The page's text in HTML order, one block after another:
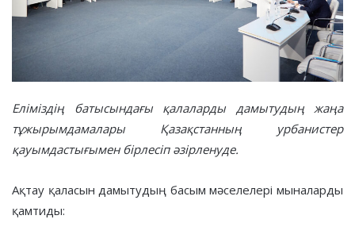
Еліміздің батысындағы қалаларды дамытудың жаңа
тұжырымдамалары Қазақстанның урбанистер
қауымдастығымен бірлесіп әзірленуде.
Ақтау қаласын дамытудың басым мәселелері мыналарды
қамтиды: